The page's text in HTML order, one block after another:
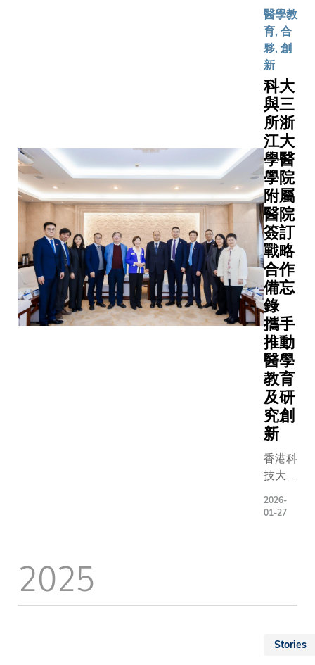
的運作和
社區教育
工作。計
劃獲利希
慎基金、
黃廷方慈
善基金及
陳廷驊基
金會慷慨
資助。及
早檢測 守
護健康這
次合作旨
在建立一
個能惠及
大眾的早
期偵測與
介入機
制。香港
特別行政
區政府行
政會議成
員兼精神
健康諮詢
委員會主
席林正財
醫生說︰
「科大成
血液檢測
徵之前，
患病風
重重障
礙——
檢測成
本高
昂、程
序具入
侵性，
加上公
眾對早
期檢測
的重要
性認知
不足，
令服務
難以普
及。有
賴利希
慎基
金、黃
廷方慈
善基金
及陳廷
驊基金
會慷慨
捐助，
「長者
護腦社
區計
利用科
提供免
服務。
上，香港
太空機械
人與能源
中心與東
大簽署合
作備忘
錄，由南
京市人民
政府市長
李忠軍先
生、科大
校董會主
席沈向洋
教授，以
及東大黨
委書記鄔
小撐先生
見證，香
港太空機
械人與能
源中心主
任、科大
空間可持
續發展人
工智能與
機器人研
究中心主
任、太空
術研究院
教授，以
澳台辦公
廳」，
該設施
為科大
師生進
行教
學、小
組討論
和個人
學習的
關鍵學
術中
心。此
舉不僅
凸顯產
學互聯
對人才
培育方
面的重
要性，
更為雙
方長遠
合作奠
定堅實
基礎。
命名典
禮於日
前舉
行，主
包括：
途證券
監是俊
區決賽早
前於浙大
的杭州紫
金港校區
順利舉
行。活動
今年首屆
舉辦，由
史丹福大
學杜爾可
持續發展
學院發
起，旨在
匯聚全球
多所頂尖
教育機構
及國際專
家，攜手
打造一個
促進學生
設計、實
踐及展示
創新可持
續發展方
案的平
台。十支
優秀學生
團隊脫穎
而出，包
括科大學
總冠軍殊
醫學教
育, 合
夥, 創
新
科大
與三
所浙
江大
學醫
學院
附屬
醫院
簽訂
戰略
合作
備忘
錄
攜手
推動
醫學
教育
及研
究創
新
香港科
技大學
大）與
屬第二
附屬邵
2026-
01-27
2025
Stories